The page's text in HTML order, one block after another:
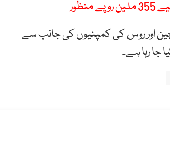
چین اور روس کی کمپنیوں کی جانب سے
جا رہا ہے۔